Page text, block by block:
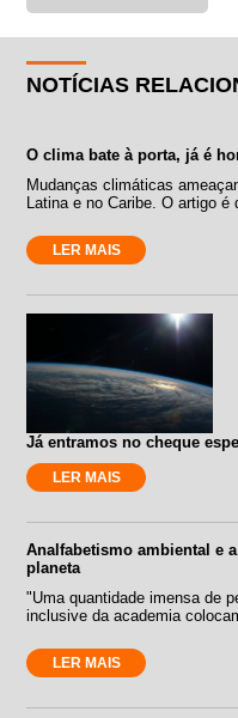
NOTÍCIAS
O clima bate à porta, já é
Mudanças climáticas
Latina e no Caribe. O artigo
LER MAIS
Já entramos no cheque
LER MAIS
Analfabetismo ambiental e
planeta
"Uma quantidade imensa de
inclusive da academia
LER MAIS